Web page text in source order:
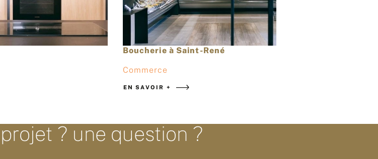
Boucherie à Saint-René
Commerce
EN SAVOIR +
? une question ?